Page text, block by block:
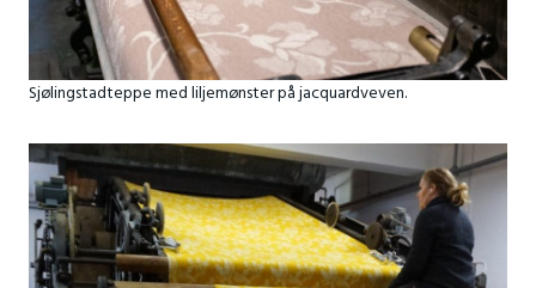
Sjølingstadteppe med liljemønster på jacquardveven.